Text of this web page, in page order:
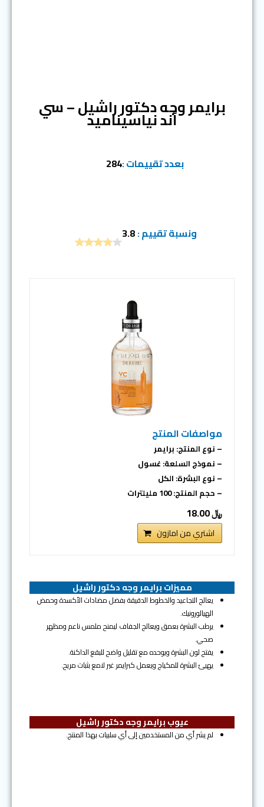
برايمر وجه دكتور راشيل – سي
آند نياسيناميد
بعدد تقييمات :284
ونسبة تقييم :3.8
مواصفات المنتج
– نوع المنتج: برايمر
– نموذج السلعة: غسول
– نوع البشرة: الكل
– حجم المنتج: 100 مليلترات
﷼ 18.00
اشتري من امازون
مميزات برايمر وجه دكتور راشيل
يعالج التجاعيد والخطوط الدقيقة بفضل مضادات الأكسدة وحمض
الهيالورونيك.
يرطب البشرة بعمق ويعالج الجفاف ليمنح ملمس ناعم ومظهر
صحي.
يفتح لون البشرة ويوحده مع تقليل واضح للبقع الداكنة.
يهيئ البشرة للمكياج ويعمل كبرايمر غير لامع بثبات مريح.
عيوب برايمر وجه دكتور راشيل
لم يشر أي من المستخدمين إلى أي سلبيات بهذا المنتج.